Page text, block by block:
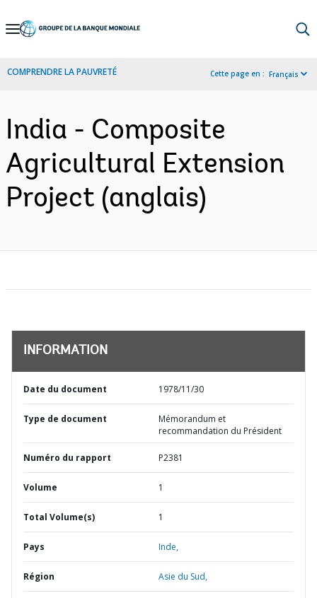
Skip
Navigation
COMPRENDRE LA PAUVRETÉ Cette page en : Français
India - Composite
Agricultural Extension
Project (anglais)
INFORMATION
Date du document 1978/11/30
Type de document
Mémorandum et
recommandation du Président
Numéro du rapport P2381
Volume 1
Total Volume(s) 1
Pays Inde,
Région Asie du Sud,